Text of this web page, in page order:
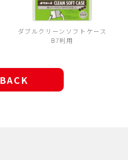
ダブルクリーンソフトケース
B7判用
BACK